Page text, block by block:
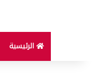
الرئيسية